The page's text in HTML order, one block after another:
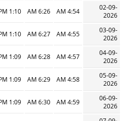
02-09-
2026
4:54 AM
6:26 AM
1:10 PM
03-09-
2026
4:55 AM
6:27 AM
1:10 PM
04-09-
2026
4:57 AM
6:28 AM
1:09 PM
05-09-
2026
4:58 AM
6:29 AM
1:09 PM
06-09-
2026
4:59 AM
6:30 AM
1:09 PM